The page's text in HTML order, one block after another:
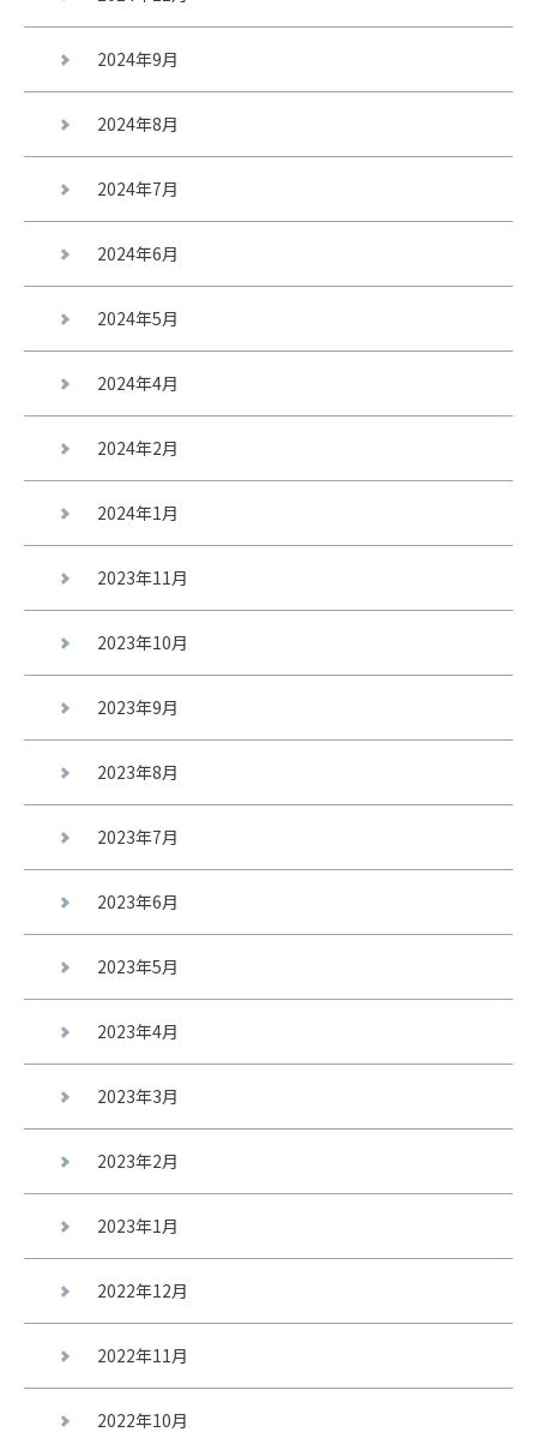
2024年9月
2024年8月
2024年7月
2024年6月
2024年5月
2024年4月
2024年2月
2024年1月
2023年11月
2023年10月
2023年9月
2023年8月
2023年7月
2023年6月
2023年5月
2023年4月
2023年3月
2023年2月
2023年1月
2022年12月
2022年11月
2022年10月